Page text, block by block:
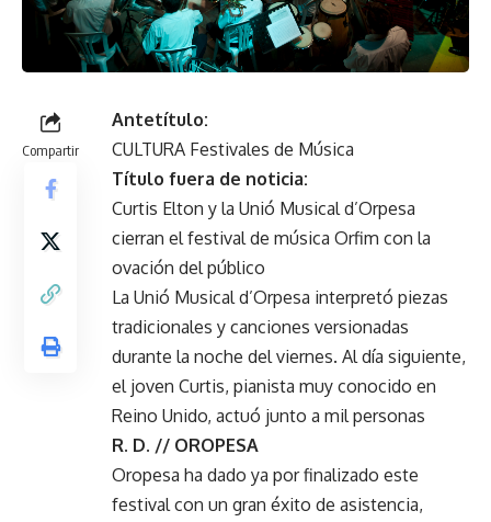
Compartir
Antetítulo:
CULTURA Festivales de Música
Título fuera de noticia:
Curtis Elton y la Unió Musical d’Orpesa
cierran el festival de música Orfim con la
ovación del público
La Unió Musical d’Orpesa interpretó piezas
tradicionales y canciones versionadas
durante la noche del viernes. Al día siguiente,
el joven Curtis, pianista muy conocido en
Reino Unido, actuó junto a mil personas
R. D. // OROPESA
Oropesa ha dado ya por finalizado este
festival con un gran éxito de asistencia,